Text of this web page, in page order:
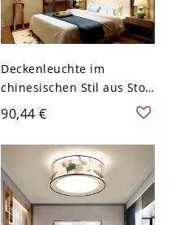
Deckenleuchte im
chinesischen Stil aus Stoff
(bündig) für Wohnzimmer
und Esszimmer - 110V-
120V Gelb Quadrat 40,64
cm
90,44 €